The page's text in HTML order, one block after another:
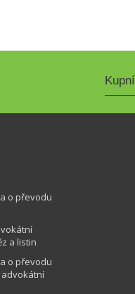
o převodu
a listin
o převodu
advokátní